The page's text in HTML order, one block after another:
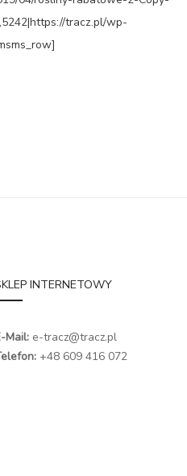
tracz.pl/wp-
INTERNETOWY
Mail: e-tracz@tracz.pl
+48 609 416 072